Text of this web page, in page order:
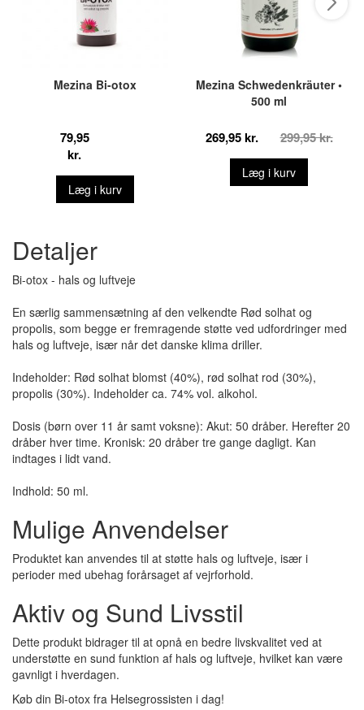
Mezina Bi-otox
79,95
kr.
Læg i kurv
Mezina Schwedenkräuter •
500 ml
269,95 kr. 299,95 kr.
Læg i kurv
Detaljer
Bi-otox - hals og luftveje
En særlig sammensætning af den velkendte Rød solhat og
propolis, som begge er fremragende støtte ved udfordringer med
hals og luftveje, især når det danske klima driller.
Indeholder: Rød solhat blomst (40%), rød solhat rod (30%),
propolis (30%). Indeholder ca. 74% vol. alkohol.
Dosis (børn over 11 år samt voksne): Akut: 50 dråber. Herefter 20
dråber hver time. Kronisk: 20 dråber tre gange dagligt. Kan
indtages i lidt vand.
Indhold: 50 ml.
Mulige Anvendelser
Produktet kan anvendes til at støtte hals og luftveje, især i
perioder med ubehag forårsaget af vejrforhold.
Aktiv og Sund Livsstil
Dette produkt bidrager til at opnå en bedre livskvalitet ved at
understøtte en sund funktion af hals og luftveje, hvilket kan være
gavnligt i hverdagen.
Køb din Bi-otox fra Helsegrossisten i dag!